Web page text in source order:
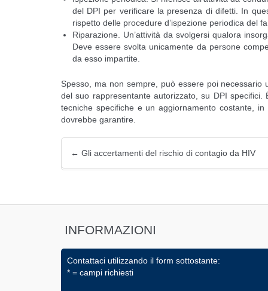
del DPI per verificare la presenza di difetti. In
rispetto delle procedure d’ispezione periodica del
Riparazione. Un’attività da svolgersi qualora
Deve essere svolta unicamente da persone
da esso impartite.
Spesso, ma non sempre, può essere poi necessario
del suo rappresentante autorizzato, su DPI
tecniche specifiche e un aggiornamento costante,
dovrebbe garantire.
← Gli accertamenti del rischio di contagio da HIV
INFORMAZIONI
Contattaci utilizzando il form sottostante:
* = campi richiesti